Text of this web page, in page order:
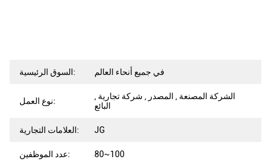
السوق الرئيسية: في جميع أنحاء العالم
نوع العمل:
الشركة المصنعة , المصدر , شركة تجارية ,
البائع
العلامات التجارية: JG
عدد الموظفين: 80~100